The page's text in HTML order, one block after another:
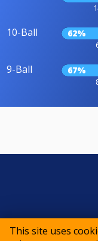
This site uses
10-Ball 62%
9-Ball 67%
© 2015-